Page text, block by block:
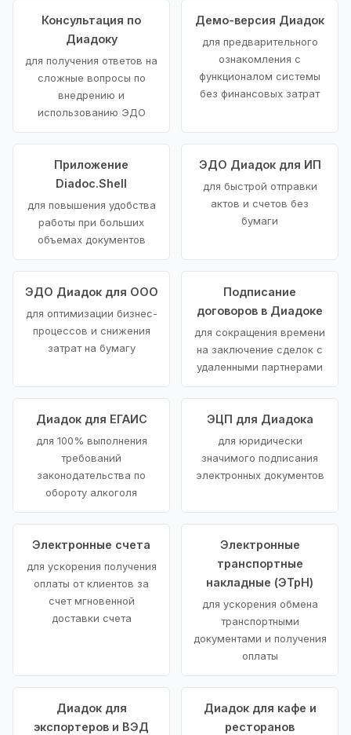
Консультация по
Диадоку
для получения ответов на
сложные вопросы по
внедрению и
использованию ЭДО
Демо-версия Диадок
для предварительного
ознакомления с
функционалом системы
без финансовых затрат
Приложение
Diadoc.Shell
для повышения удобства
работы при больших
объемах документов
ЭДО Диадок для ИП
для быстрой отправки
актов и счетов без
бумаги
ЭДО Диадок для ООО
для оптимизации бизнес-
процессов и снижения
затрат на бумагу
Подписание
договоров в Диадоке
для сокращения времени
на заключение сделок с
удаленными партнерами
Диадок для ЕГАИС
для 100% выполнения
требований
законодательства по
обороту алкоголя
ЭЦП для Диадока
для юридически
значимого подписания
электронных документов
Электронные счета
для ускорения получения
оплаты от клиентов за
счет мгновенной
доставки счета
Электронные
транспортные
накладные (ЭТрН)
для ускорения обмена
транспортными
документами и получения
оплаты
Диадок для
экспортеров и ВЭД
Диадок для кафе и
ресторанов